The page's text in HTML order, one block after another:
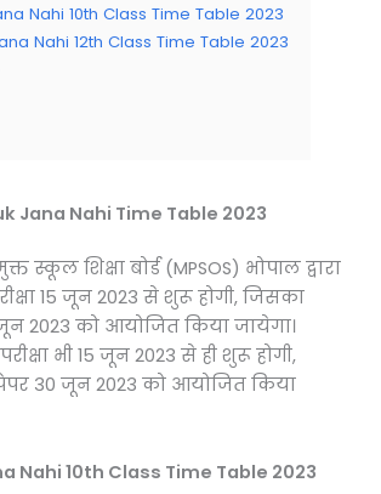
Nahi 10th Class Time Table 2023
Nahi 12th Class Time Table 2023
Jana Nahi Time Table 2023
स्कूल शिक्षा बोर्ड (MPSOS) भोपाल द्वारा
15 जून 2023 से शुरू होगी, जिसका
2023 को आयोजित किया जायेगा।
भी 15 जून 2023 से ही शुरू होगी,
30 जून 2023 को आयोजित किया
Nahi 10th Class Time Table 2023